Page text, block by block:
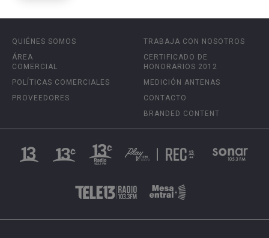
QUIÉNES SOMOS
ÁREA
COMERCIAL
POLÍTICAS COMERCIALES
PROVEEDORES
TRABAJA CON NOSOTROS
CERTIFICADO DE
HONORARIOS 2012
MEDICIÓN ANTENAS
CONTACTO
BRANDED CONTENT